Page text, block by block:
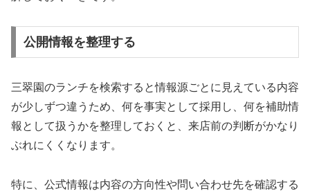
公開情報を整理する
三翠園のランチを検索すると情報源ごとに見えている内容
が少しずつ違うため、何を事実として採用し、何を補助情
報として扱うかを整理しておくと、来店前の判断がかなり
ぶれにくくなります。
特に、公式情報は内容の方向性や問い合わせ先を確認する